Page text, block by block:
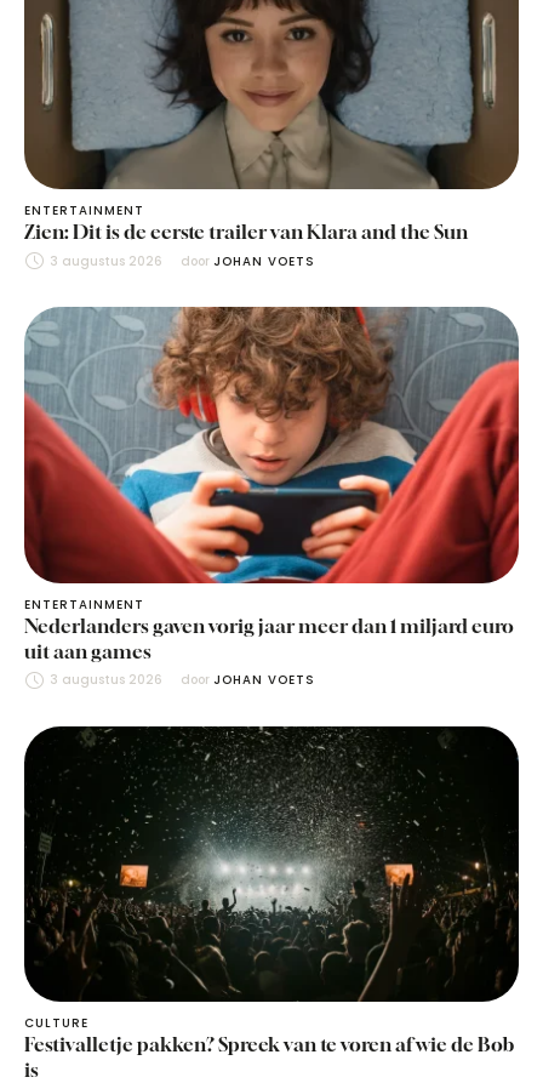
ENTERTAINMENT
Zien: Dit is de eerste trailer van Klara and the Sun
3 augustus 2026 door JOHAN VOETS
ENTERTAINMENT
Nederlanders gaven vorig jaar meer dan 1 miljard euro
uit aan games
3 augustus 2026 door JOHAN VOETS
CULTURE
Festivalletje pakken? Spreek van te voren af wie de Bob
is